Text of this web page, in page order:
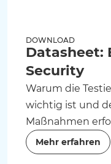
DOWNLOAD
Datasheet:
Security
Warum die
wichtig ist und
Maßnahmen
Mehr erfahren